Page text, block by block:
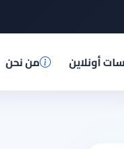
أونلاين من نحن